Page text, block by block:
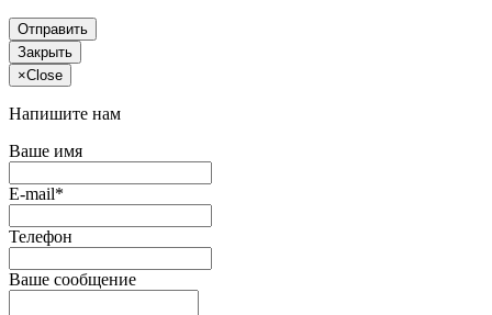
Отправить
Закрыть
×Close
Напишите нам
Ваше имя
E-mail*
Телефон
Ваше сообщение